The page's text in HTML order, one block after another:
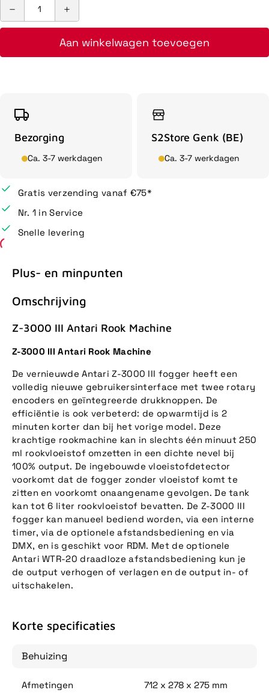
Aan winkelwagen toevoegen
Bezorging
Ca. 3-7 werkdagen
S2Store Genk (BE)
Ca. 3-7 werkdagen
Gratis verzending vanaf €75*
Nr. 1 in Service
Snelle levering
Plus- en minpunten
Omschrijving
Z-3000 III Antari Rook Machine
Z-3000 III Antari Rook Machine
De vernieuwde Antari Z-3000 III fogger heeft een
volledig nieuwe gebruikersinterface met twee rotary
encoders en geïntegreerde drukknoppen. De
efficiëntie is ook verbeterd: de opwarmtijd is 2
minuten korter dan bij het vorige model. Deze
krachtige rookmachine kan in slechts één minuut 250
ml rookvloeistof omzetten in een dichte nevel bij
100% output. De ingebouwde vloeistofdetector
voorkomt dat de fogger zonder vloeistof komt te
zitten en voorkomt onaangename gevolgen. De tank
kan tot 6 liter rookvloeistof bevatten. De Z-3000 III
fogger kan manueel bediend worden, via een interne
timer, via de optionele afstandsbediening en via
DMX, en is geschikt voor RDM. Met de optionele
Antari WTR-20 draadloze afstandsbediening kun je
de output verhogen of verlagen en de output in- of
uitschakelen.
Korte specificaties
Behuizing
Afmetingen 712 x 278 x 275 mm